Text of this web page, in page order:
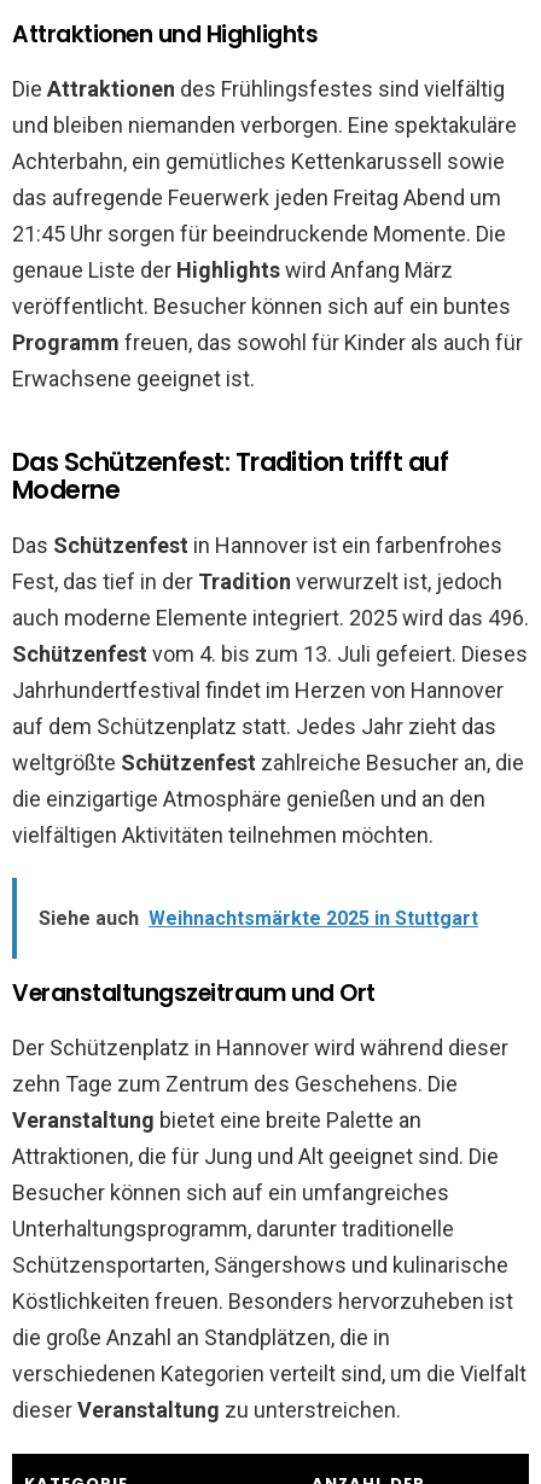
Attraktionen und Highlights
Die Attraktionen des Frühlingsfestes sind vielfältig
und bleiben niemanden verborgen. Eine spektakuläre
Achterbahn, ein gemütliches Kettenkarussell sowie
das aufregende Feuerwerk jeden Freitag Abend um
21:45 Uhr sorgen für beeindruckende Momente. Die
genaue Liste der Highlightswird Anfang März
veröffentlicht. Besucher können sich auf ein buntes
Programm freuen, das sowohl für Kinder als auch für
Erwachsene geeignet ist.
Das Schützenfest: Tradition trifft auf
Moderne
Das Schützenfest in Hannover ist ein farbenfrohes
Fest, das tief in der Tradition verwurzelt ist, jedoch
auch moderne Elemente integriert. 2025 wird das 496.
Schützenfest vom 4. bis zum 13. Juli gefeiert. Dieses
Jahrhundertfestival findet im Herzen von Hannover
auf dem Schützenplatz statt. Jedes Jahr zieht das
weltgrößte Schützenfest zahlreiche Besucher an, die
die einzigartige Atmosphäre genießen und an den
vielfältigen Aktivitäten teilnehmen möchten.
Siehe auch Weihnachtsmärkte 2025 in Stuttgart
Veranstaltungszeitraum und Ort
Der Schützenplatz in Hannover wird während dieser
zehn Tage zum Zentrum des Geschehens. Die
Veranstaltung bietet eine breite Palette an
Attraktionen, die für Jung und Alt geeignet sind. Die
Besucher können sich auf ein umfangreiches
Unterhaltungsprogramm, darunter traditionelle
Schützensportarten, Sängershows und kulinarische
Köstlichkeiten freuen. Besonders hervorzuheben ist
die große Anzahl an Standplätzen, die in
verschiedenen Kategorien verteilt sind, um die Vielfalt
dieserVeranstaltung zu unterstreichen.